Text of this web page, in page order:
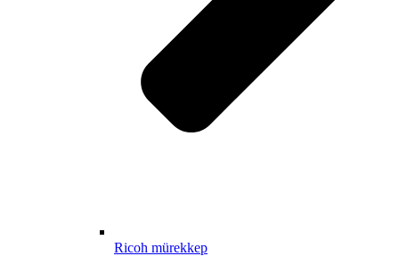
Ricoh mürekkep